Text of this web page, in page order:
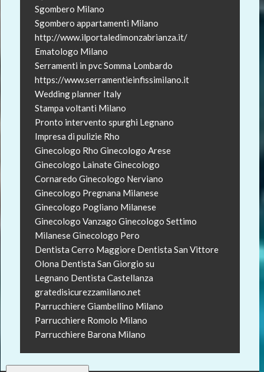
Sgombero Milano
Sgombero appartamenti Milano
http://www.ilportaledimonzabrianza.it/
Ematologo Milano
Serramenti in pvc Somma Lombardo
https://www.serramentieinfissimilano.it
Wedding planner Italy
Stampa voltanti Milano
Pronto intervento spurghi Legnano
Impresa di pulizie Rho
Ginecologo Rho Ginecologo Arese
Ginecologo LainateGinecologo
Cornaredo Ginecologo Nerviano
Ginecologo Pregnana Milanese
Ginecologo Pogliano Milanese
Ginecologo Vanzago Ginecologo Settimo
MilaneseGinecologo Pero
Dentista Cerro Maggiore Dentista San Vittore
Olona Dentista San Giorgio su
Legnano Dentista Castellanza
gratedisicurezzamilano.net
Parrucchiere Giambellino Milano
Parrucchiere Romolo Milano
Parrucchiere Barona Milano